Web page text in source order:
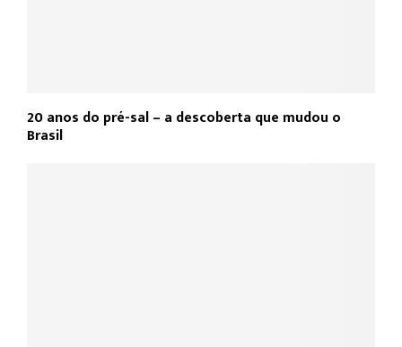
20 anos do pré-sal – a descoberta que mudou o
Brasil